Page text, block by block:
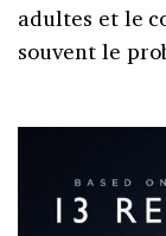
adultes et le
souvent le